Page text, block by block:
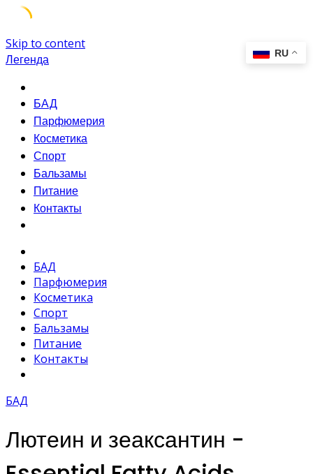
Skip to content
Легенда
БАД
Парфюмерия
Косметика
Спорт
Бальзамы
Питание
Контакты
БАД
Парфюмерия
Косметика
Спорт
Бальзамы
Питание
Контакты
БАД
Лютеин и зеаксантин -